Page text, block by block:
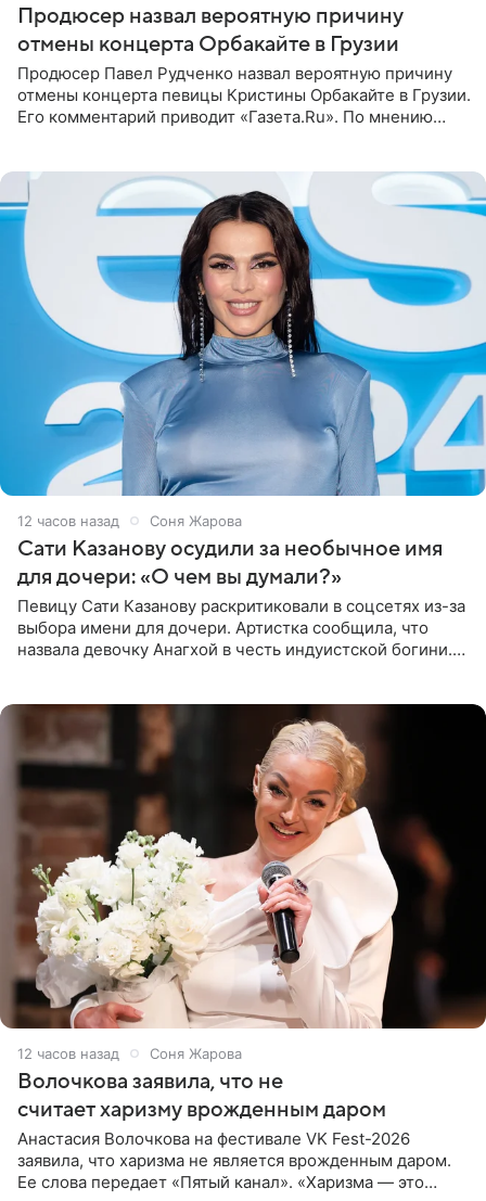
Продюсер назвал вероятную причину
отмены концерта Орбакайте в Грузии
Продюсер Павел Рудченко назвал вероятную причину
отмены концерта певицы Кристины Орбакайте в Грузии.
Его комментарий приводит «Газета.Ru». По мнению
12 часов назад Соня Жарова
Сати Казанову осудили за необычное имя
для дочери: «О чем вы думали?»
Певицу Сати Казанову раскритиковали в соцсетях из-за
выбора имени для дочери. Артистка сообщила, что
назвала девочку Анагхой в честь индуистской богини.
12 часов назад Соня Жарова
Волочкова заявила, что не
считает харизму врожденным даром
Анастасия Волочкова на фестивале VK Fest-2026
заявила, что харизма не является врожденным даром.
Ее слова передает «Пятый канал». «Харизма — это